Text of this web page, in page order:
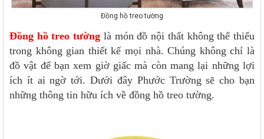
Đồng hồ treo tường
Đồng hồ treo tường là món đồ nội thất không thể thiếu
trong không gian thiết kế mọi nhà. Chúng không chỉ là
đồ vật để bạn xem giờ giấc mà còn mang lại những lợi
ích ít ai ngờ tới. Dưới đây Phước Trường sẽ cho bạn
những thông tin hữu ích về đồng hồ treo tường.